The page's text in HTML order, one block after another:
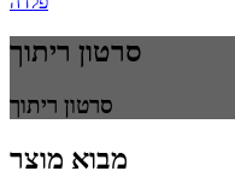
סרטון ריתוך
סרטון ריתוך
מבוא מוצר